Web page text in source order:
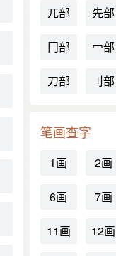
兀部 先部
冂部 冖部
刀部 刂部
笔画查字
1画 2画
6画 7画
11画 12画